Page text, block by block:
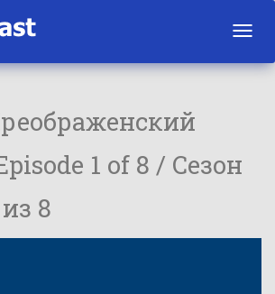
1 of 8 / Сезон
8